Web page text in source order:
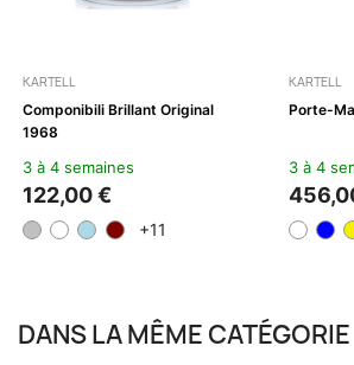
KARTELL
Componibili Brillant Original
1968
3 à 4 semaines
122,00 €
+11
KARTELL
Porte-
3 à 4
DANS LA MÊME CATÉGORIE